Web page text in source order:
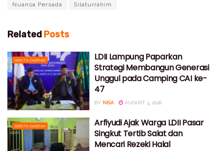
Nuansa Persada Silaturrahim
Related Posts
BERITA DAERAH
LDII Lampung Paparkan
Strategi Membangun Generasi
Unggul pada Camping CAI ke-
47
BY NISA AUGUST 3, 2026
BERITA DAERAH
Arfiyudi Ajak Warga LDII Pasar
Singkut Tertib Salat dan
Mencari Rezeki Halal